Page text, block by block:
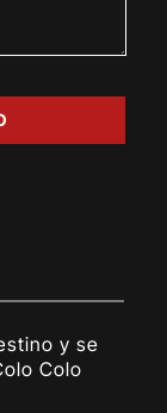
y se
Colo